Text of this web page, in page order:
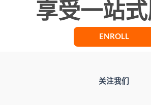
享受一站
ENROLL
关注我们